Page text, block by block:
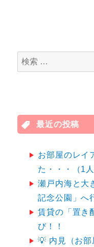
検
索
最近の投稿
お部屋のレイ
た・・・（1
瀬戸内海と大
記念公園」へ
賃貸の「置き
び！！
💡 内見（お